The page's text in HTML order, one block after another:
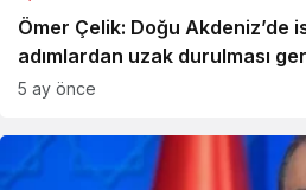
Ömer Çelik: Doğu Akdeniz’de
adımlardan uzak durulması
5 ay önce